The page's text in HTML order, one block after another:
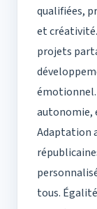
qualifiées,
et
projets
autonomie,
Adaptation
tous.